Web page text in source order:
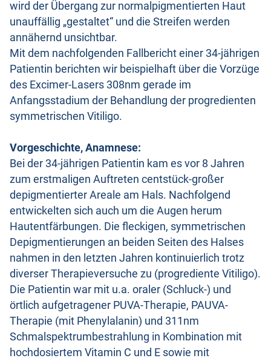
wird der Übergang zur normalpigmentierten Haut
unauffällig „gestaltet“ und die Streifen werden
annähernd unsichtbar.
Mit dem nachfolgenden Fallbericht einer 34-jährigen
Patientin berichten wir beispielhaft über die Vorzüge
des Excimer-Lasers 308nm gerade im
Anfangsstadium der Behandlung der progredienten
symmetrischen Vitiligo.
Vorgeschichte, Anamnese:
Bei der 34-jährigen Patientin kam es vor 8 Jahren
zum erstmaligen Auftreten centstück-großer
depigmentierter Areale am Hals. Nachfolgend
entwickelten sich auch um die Augen herum
Hautentfärbungen. Die fleckigen, symmetrischen
Depigmentierungen an beiden Seiten des Halses
nahmen in den letzten Jahren kontinuierlich trotz
diverser Therapieversuche zu (progrediente Vitiligo).
Die Patientin war mit u.a. oraler (Schluck-) und
örtlich aufgetragener PUVA-Therapie, PAUVA-
Therapie (mit Phenylalanin) und 311nm
Schmalspektrumbestrahlung in Kombination mit
hochdosiertem Vitamin C und E sowie mit